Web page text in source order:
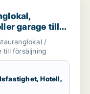
hotell
garage till
/
till försäljning
Hotell,